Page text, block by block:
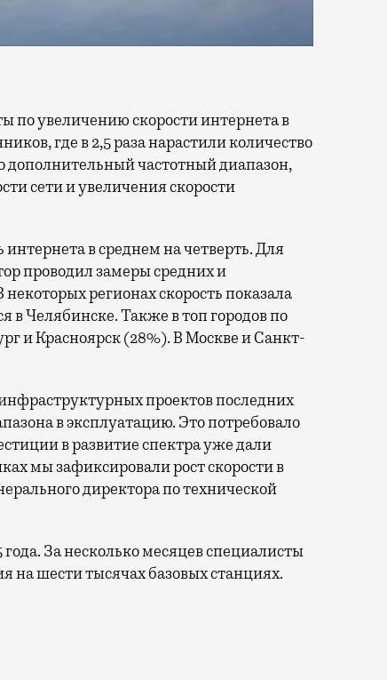
где в 2,5 раза нарастили количество
дополнительный частотный диапазон,
сети и увеличения скорости
интернета в среднем на четверть. Для
проводил замеры средних и
регионах скорость показала
в Челябинске. Также в топ городов по
и Красноярск (28%). В Москве и Санкт-
проектов последних
в эксплуатацию. Это потребовало
в развитие спектра уже дали
мы зафиксировали рост скорости в
директора по технической
За несколько месяцев специалисты
на шести тысячах базовых станциях.
скорости интернета в регионах.